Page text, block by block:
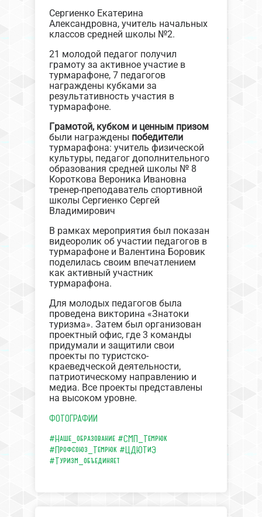
Сергиенко Екатерина
Александровна, учитель начальных
классов средней школы №2.
21 молодой педагог получил
грамоту за активное участие в
турмарафоне, 7 педагогов
награждены кубками за
результативность участия в
турмарафоне.
Грамотой, кубком и ценным призом
были награждены победители
турмарафона: учитель физической
культуры, педагог дополнительного
образования средней школы № 8
Короткова Вероника Ивановна
тренер-преподаватель спортивной
школы Сергиенко Сергей
Владимирович
В рамках мероприятия был показан
видеоролик об участии педагогов в
турмарафоне и Валентина Боровик
поделилась своим впечатлением
как активный участник
турмарафона.
Для молодых педагогов была
проведена викторина «Знатоки
туризма». Затем был организован
проектный офис, где 3 команды
придумали и защитили свои
проекты по туристско-
краеведческой деятельности,
патриотическому направлению и
медиа. Все проекты представлены
на высоком уровне.
ФОТОГРАФИИ
#Наше_образование #СМП_Темрюк
#Профсоюз_Темрюк #ЦДЮТиЭ
#Туризм_объединяет